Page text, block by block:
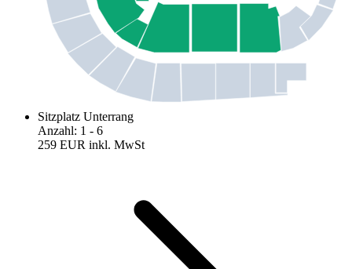
Sitzplatz Unterrang
Anzahl: 1 - 6
259 EUR inkl. MwSt